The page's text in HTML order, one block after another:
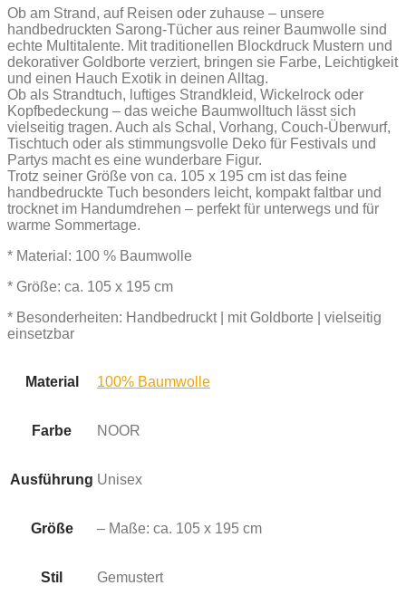
Ob am Strand, auf Reisen oder zuhause – unsere
handbedruckten Sarong-Tücher aus reiner Baumwolle sind
echte Multitalente. Mit traditionellen Blockdruck Mustern und
dekorativer Goldborte verziert, bringen sie Farbe, Leichtigkeit
und einen Hauch Exotik in deinen Alltag.
Ob als Strandtuch, luftiges Strandkleid, Wickelrock oder
Kopfbedeckung – das weiche Baumwolltuch lässt sich
vielseitig tragen. Auch als Schal, Vorhang, Couch-Überwurf,
Tischtuch oder als stimmungsvolle Deko für Festivals und
Partys macht es eine wunderbare Figur.
Trotz seiner Größe von ca. 105 x 195 cm ist das feine
handbedruckte Tuch besonders leicht, kompakt faltbar und
trocknet im Handumdrehen – perfekt für unterwegs und für
warme Sommertage.
* Material: 100 % Baumwolle
* Größe: ca. 105 x 195 cm
* Besonderheiten: Handbedruckt | mit Goldborte | vielseitig
einsetzbar
Material 100% Baumwolle
Farbe NOOR
Ausführung Unisex
Größe – Maße: ca. 105 x 195 cm
Stil Gemustert